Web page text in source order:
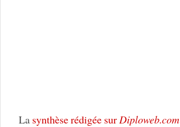
La synthèse rédigée sur Diploweb.com